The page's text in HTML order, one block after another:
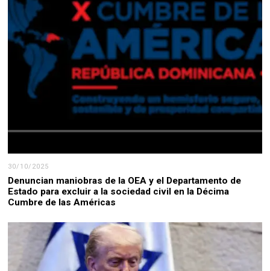
30/10/2025
Denuncian maniobras de la OEA y el Departamento de
Estado para excluir a la sociedad civil en la Décima
Cumbre de las Américas